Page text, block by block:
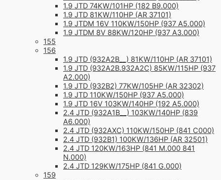
1.9 JTD 74KW/101HP (182 B9.000)
1.9 JTD 81KW/110HP (AR 37101)
1.9 JTDM 16V 110KW/150HP (937 A5.000)
1.9 JTDM 8V 88KW/120HP (937 A3.000)
155
156
1.9 JTD (932A2B__) 81KW/110HP (AR 37101)
1.9 JTD (932A2B.932A2C) 85KW/115HP (937
A2.000)
1.9 JTD (932B2) 77KW/105HP (AR 32302)
1.9 JTD 110KW/150HP (937 A5.000)
1.9 JTD 16V 103KW/140HP (192 A5.000)
2.4 JTD (932A1B__) 103KW/140HP (839
A6.000)
2.4 JTD (932AXC) 110KW/150HP (841 C000)
2.4 JTD (932B1) 100KW/136HP (AR 32501)
2.4 JTD 120KW/163HP (841 M.000 841
N.000)
2.4 JTD 129KW/175HP (841 G.000)
159